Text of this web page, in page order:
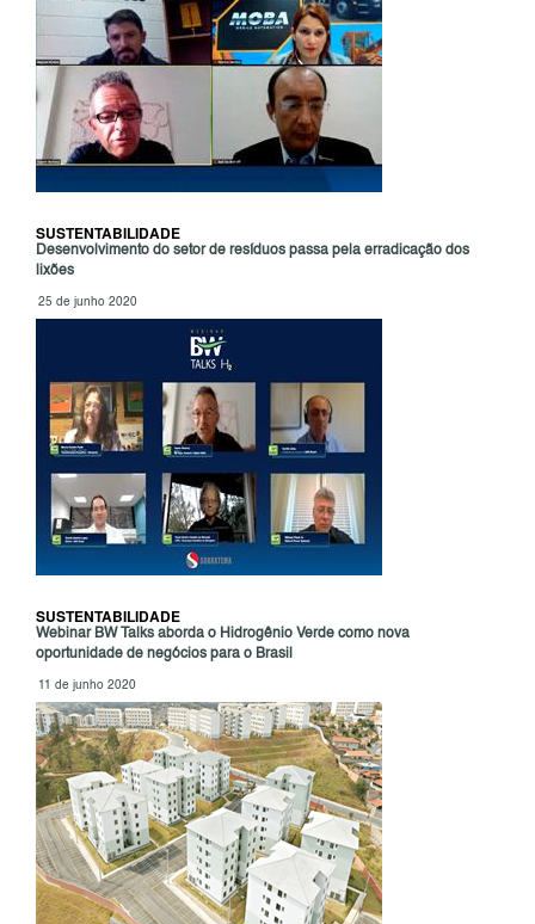
SUSTENTABILIDADE
Desenvolvimento do setor de resíduos passa pela erradicação dos
lixões
25 de junho 2020
SUSTENTABILIDADE
Webinar BW Talks aborda o Hidrogênio Verde como nova
oportunidade de negócios para o Brasil
11 de junho 2020